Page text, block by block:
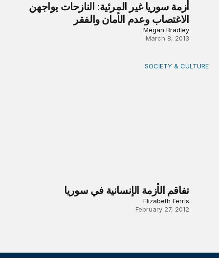
أزمة سوريا غير المرئية: النازحات يواجهن
الاغتصاب وعدم الأمان والفقر
Megan Bradley
March 8, 2013
تفاقم الأزمة الإنسانية في سوريا
SOCIETY & CULTURE
تفاقم الأزمة الإنسانية في سوريا
Elizabeth Ferris
February 27, 2012